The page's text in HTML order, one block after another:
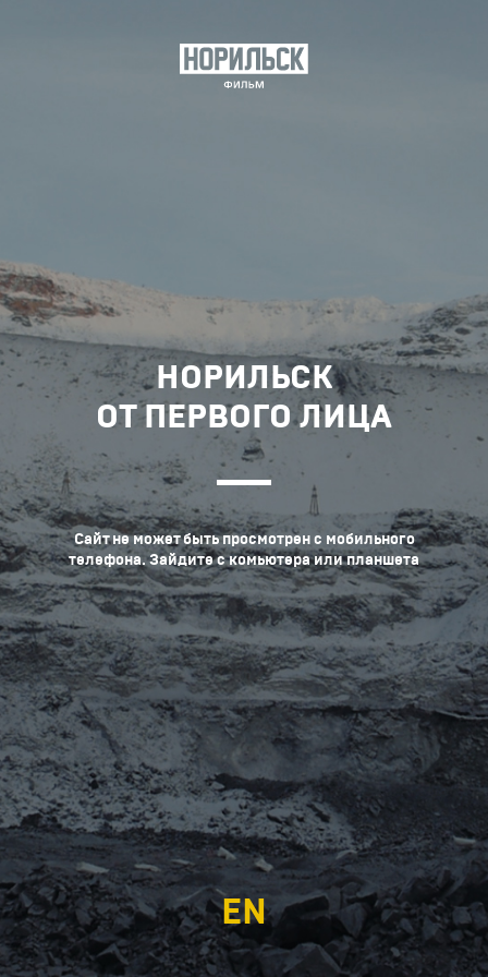
НОРИЛЬСК
ОТ ПЕРВОГО ЛИЦА
Сайт не может быть просмотрен с мобильного
телефона. Зайдите с комьютера или планшета
EN